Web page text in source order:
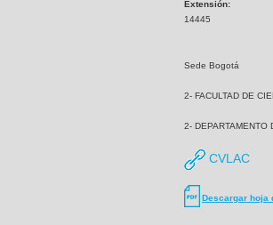
Extensión:
14445
Sede Bogotá
2- FACULTAD DE
2- DEPARTAMENTO
CVLAC
Descargar hoja